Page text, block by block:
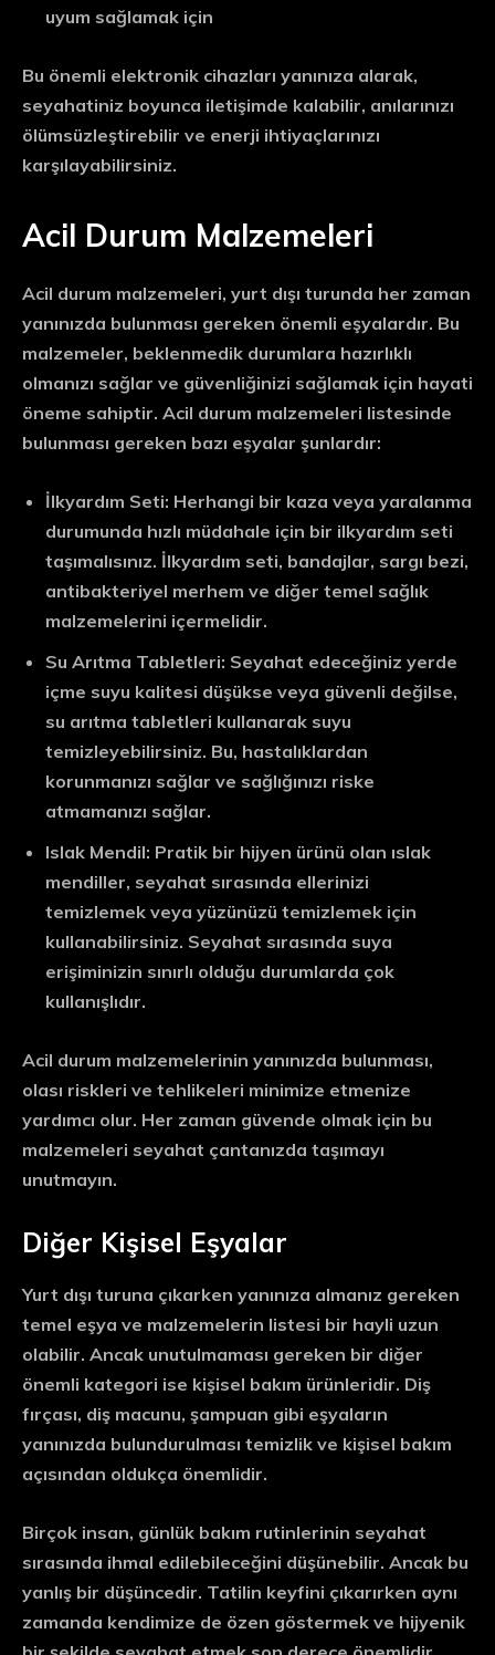
uyum sağlamak için
Bu önemli elektronik cihazları yanınıza alarak,
seyahatiniz boyunca iletişimde kalabilir, anılarınızı
ölümsüzleştirebilir ve enerji ihtiyaçlarınızı
karşılayabilirsiniz.
Acil Durum Malzemeleri
Acil durum malzemeleri, yurt dışı turunda her zaman
yanınızda bulunması gereken önemli eşyalardır. Bu
malzemeler, beklenmedik durumlara hazırlıklı
olmanızı sağlar ve güvenliğinizi sağlamak için hayati
öneme sahiptir. Acil durum malzemeleri listesinde
bulunması gereken bazı eşyalar şunlardır:
İlkyardım Seti: Herhangi bir kaza veya yaralanma
durumunda hızlı müdahale için bir ilkyardım seti
taşımalısınız. İlkyardım seti, bandajlar, sargı bezi,
antibakteriyel merhem ve diğer temel sağlık
malzemelerini içermelidir.
Su Arıtma Tabletleri: Seyahat edeceğiniz yerde
içme suyu kalitesi düşükse veya güvenli değilse,
su arıtma tabletleri kullanarak suyu
temizleyebilirsiniz. Bu, hastalıklardan
korunmanızı sağlar ve sağlığınızı riske
atmamanızı sağlar.
Islak Mendil: Pratik bir hijyen ürünü olan ıslak
mendiller, seyahat sırasında ellerinizi
temizlemek veya yüzünüzü temizlemek için
kullanabilirsiniz. Seyahat sırasında suya
erişiminizin sınırlı olduğu durumlarda çok
kullanışlıdır.
Acil durum malzemelerinin yanınızda bulunması,
olası riskleri ve tehlikeleri minimize etmenize
yardımcı olur. Her zaman güvende olmak için bu
malzemeleri seyahat çantanızda taşımayı
unutmayın.
Diğer Kişisel Eşyalar
Yurt dışı turuna çıkarken yanınıza almanız gereken
temel eşya ve malzemelerin listesi bir hayli uzun
olabilir. Ancak unutulmaması gereken bir diğer
önemli kategori ise kişisel bakım ürünleridir. Diş
fırçası, diş macunu, şampuan gibi eşyaların
yanınızda bulundurulması temizlik ve kişisel bakım
açısından oldukça önemlidir.
Birçok insan, günlük bakım rutinlerinin seyahat
sırasında ihmal edilebileceğini düşünebilir. Ancak bu
yanlış bir düşüncedir. Tatilin keyfini çıkarırken aynı
zamanda kendimize de özen göstermek ve hijyenik